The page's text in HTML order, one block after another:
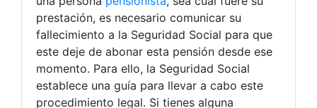
prestación, es necesario comunicar su
fallecimiento a la Seguridad Social para que
este deje de abonar esta pensión desde ese
momento. Para ello, la Seguridad Social
establece una guía para llevar a cabo este
procedimiento legal. Si tienes alguna